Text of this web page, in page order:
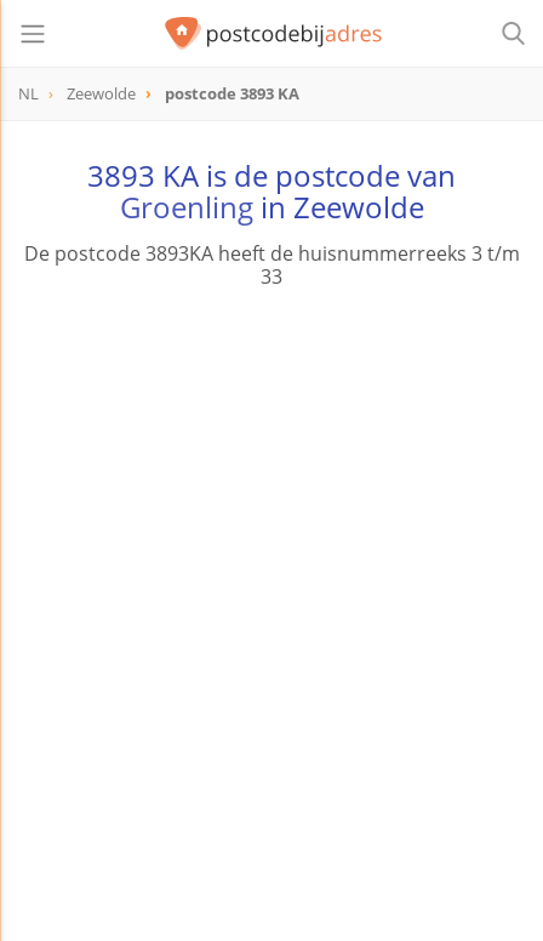
NL Zeewolde postcode 3893 KA
3893 KA is de postcode van
Groenlingin Zeewolde
De postcode 3893KA heeft de huisnummerreeks 3 t/m
33